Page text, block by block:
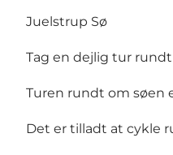
Juelstrup Sø
Tag en dejlig tur
Turen rundt om søen
Det er tilladt at cykle